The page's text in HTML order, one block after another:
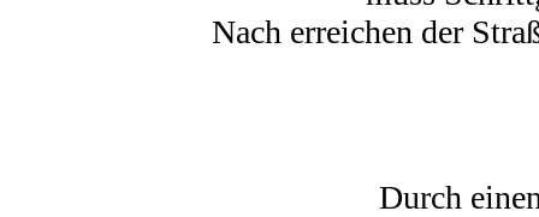
Nach erreichen der
Durch